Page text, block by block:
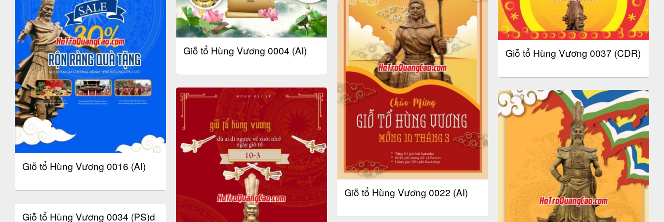
Giỗ tổ Hùng Vương 0004 (AI)
Giỗ tổ Hùng Vương 0016 (AI)
Giỗ tổ Hùng Vương 0022 (AI)
Giỗ tổ Hùng Vương 0037 (CDR)
Giỗ tổ Hùng Vương 0034 (PS)d